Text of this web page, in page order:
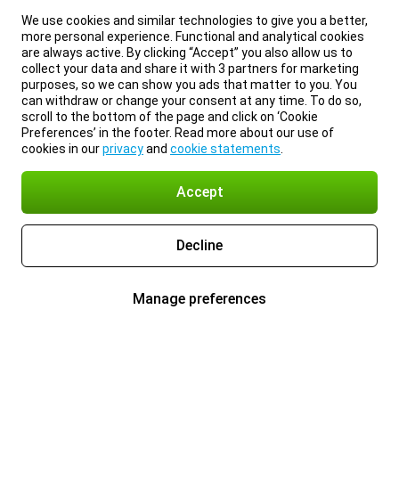
We use cookies and similar technologies to give you a better,
more personal experience. Functional and analytical cookies
are always active. By clicking “Accept” you also allow us to
collect your data and share it with 3 partners for marketing
purposes, so we can show you ads that matter to you. You
can withdraw or change your consent at any time. To do so,
scroll to the bottom of the page and click on ‘Cookie
Preferences’ in the footer. Read more about our use of
cookies in ourprivacyand cookie statements
Accept
Decline
Manage preferences